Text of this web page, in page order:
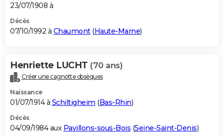
23/07/1908 à
Décès
07/10/1992 à Chaumont(Haute-Marne)
Henriette LUCHT (70 ans)
Créer une cagnotte obsèques
Naissance
01/07/1914 à Schiltigheim (Bas-Rhin)
Décès
04/09/1984 aux Pavillons-sous-Bois (Seine-Saint-Denis)